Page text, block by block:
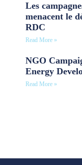
Les
menacent le
RDC
Read More »
NGO
Energy
Read More »